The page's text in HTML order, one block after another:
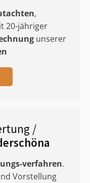
,
20-jähriger
unserer
/
verfahren.
Vorstellung